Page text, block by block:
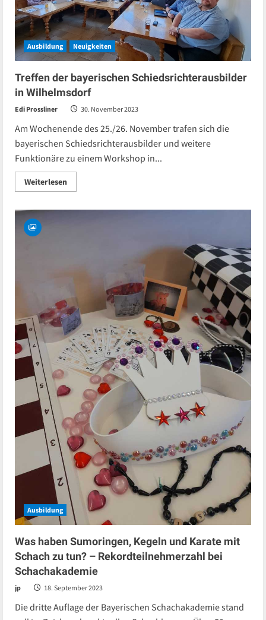
Ausbildung Neuigkeiten
Treffen der bayerischen Schiedsrichterausbilder
in Wilhelmsdorf
Edi Prossliner 30. November 2023
Am Wochenende des 25./26. November trafen sich die
bayerischen Schiedsrichterausbilder und weitere
Funktionäre zu einem Workshop in...
WeiterlesenRead
more
Ausbildung
Was haben Sumoringen, Kegeln und Karate mit
Schach zu tun? – Rekordteilnehmerzahl bei
Schachakademie
jp 18. September 2023
Die dritte Auflage der Bayerischen Schachakademie stand